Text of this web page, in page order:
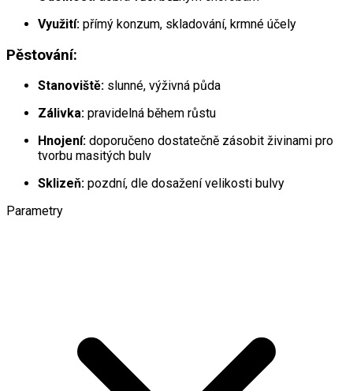
Využití: přímý konzum, skladování, krmné účely
Pěstování:
Stanoviště: slunné, výživná půda
Zálivka: pravidelná během růstu
Hnojení: doporučeno dostatečně zásobit živinami pro
tvorbu masitých bulv
Sklizeň: pozdní, dle dosažení velikosti bulvy
Parametry